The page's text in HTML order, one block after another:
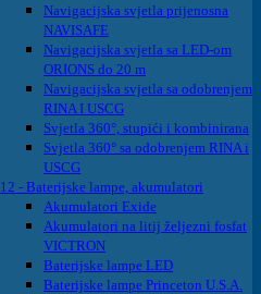
Navigacijska svjetla prijenosna
NAVISAFE
Navigacijska svjetla sa LED-om
ORIONS do 20 m
Navigacijska svjetla sa odobrenjem
RINA I USCG
Svjetla 360°, stupići i kombinirana
Svjetla 360° sa odobrenjem RINA i
USCG
12 - Baterijske lampe, akumulatori
Akumulatori Exide
Akumulatori na litij željezni fosfat
VICTRON
Baterijske lampe LED
Baterijske lampe Princeton U.S.A.